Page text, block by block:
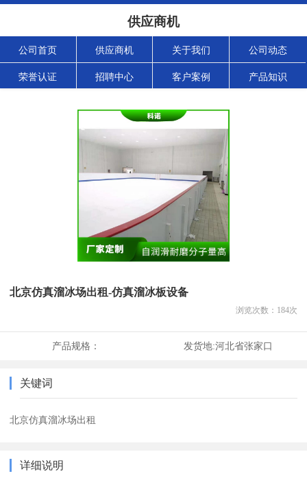
供应商机
公司首页 供应商机 关于我们 公司动态
荣誉认证 招聘中心 客户案例 产品知识
北京仿真溜冰场出租-仿真溜冰板设备
浏览次数： 184次
产品规格： 发货地:河北省张家口
关键词
北京仿真溜冰场出租
详细说明